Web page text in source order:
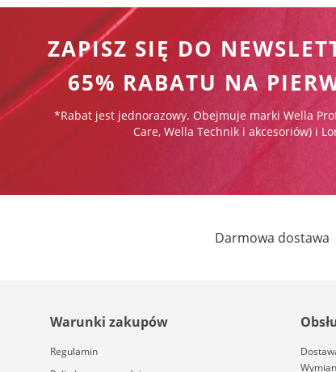
ZAPISZ SIĘ DO
65% RABATU NA
*Rabat jest jednorazowy. Obejmuje marki Wella
Care, Wella Technik i akcesoriów) i
Darmowa dostawa
Warunki zakupów
Regulamin